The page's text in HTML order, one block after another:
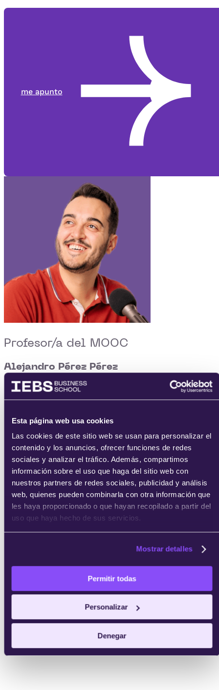
Esta página web usa cookies
Las cookies de este sitio web se usan para personalizar el
contenido y los anuncios, ofrecer funciones de redes
sociales y analizar el tráfico. Además, compartimos
información sobre el uso que haga del sitio web con
nuestros partners de redes sociales, publicidad y análisis
web, quienes pueden combinarla con otra información que
les haya proporcionado o que hayan recopilado a partir del
uso que haya hecho de sus servicios.
Mostrar detalles
Permitir todas
Personalizar
Denegar
me apunto
Profesor/a del MOOC
Alejandro Pérez Pérez
Cofundador y CTO de
HolaChatBot